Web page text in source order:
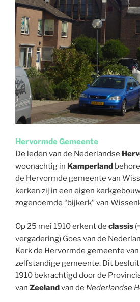
Hervormde Gemeente
De leden van de Nederlandse
woonachtig in Kamperland
de Hervormde gemeente van
kerken zij in een eigen
zogenoemde “bijkerk” van
Op 25 mei 1910 erkent de classis
vergadering) Goes van de
Kerk de Hervormde gemeente
zelfstandige gemeente. Dit
1910 bekrachtigd door de
van Zeeland van de Nederlandse